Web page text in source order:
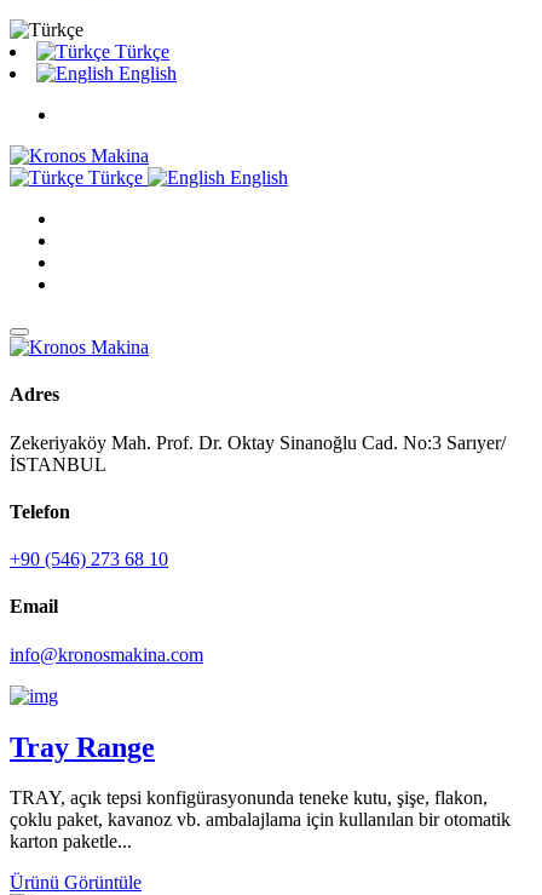
Türkçe
English
Türkçe English
Adres
Zekeriyaköy Mah. Prof. Dr. Oktay Sinanoğlu Cad. No:3 Sarıyer/
İSTANBUL
Telefon
+90 (546) 273 68 10
Email
info@kronosmakina.com
Tray Range
TRAY, açık tepsi konfigürasyonunda teneke kutu, şişe, flakon,
çoklu paket, kavanoz vb. ambalajlama için kullanılan bir otomatik
karton paketle...
Ürünü Görüntüle